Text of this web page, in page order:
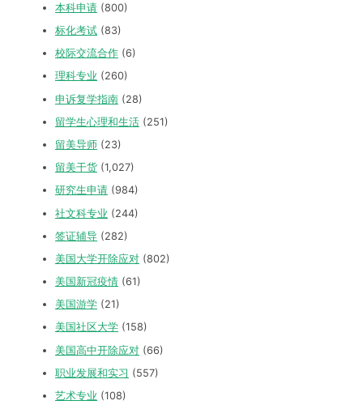
本科申请 (800)
标化考试 (83)
校际交流合作 (6)
理科专业 (260)
申诉复学指南 (28)
留学生心理和生活 (251)
留美导师 (23)
留美干货 (1,027)
研究生申请 (984)
社文科专业 (244)
签证辅导 (282)
美国大学开除应对 (802)
美国新冠疫情 (61)
美国游学 (21)
美国社区大学 (158)
美国高中开除应对 (66)
职业发展和实习 (557)
艺术专业 (108)